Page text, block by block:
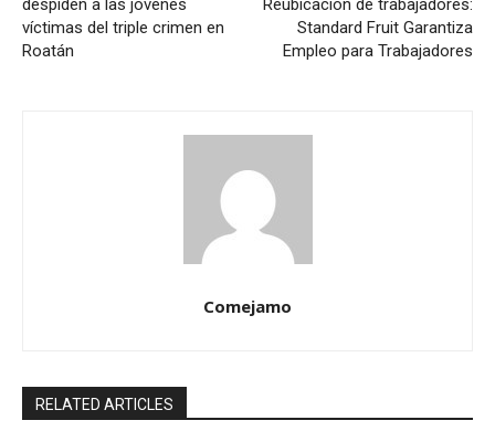
despiden a las jóvenes
víctimas del triple crimen en
Roatán
Reubicación de trabajadores:
Standard Fruit Garantiza
Empleo para Trabajadores
Comejamo
RELATED ARTICLES